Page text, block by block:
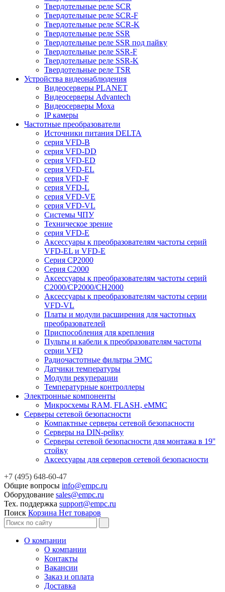
Твердотельные реле SCR
Твердотельные реле SCR-F
Твердотельные реле SCR-K
Твердотельные реле SSR
Твердотельные реле SSR под пайку
Твердотельные реле SSR-F
Твердотельные реле SSR-K
Твердотельные реле TSR
Устройства видеонаблюдения
Видеосерверы PLANET
Видеосерверы Advantech
Видеосерверы Moxa
IP камеры
Частотные преобразователи
Источники питания DELTA
серия VFD-B
серия VFD-DD
серия VFD-ED
серия VFD-EL
серия VFD-F
серия VFD-L
серия VFD-VE
серия VFD-VL
Системы ЧПУ
Техническое зрение
серия VFD-E
Аксессуары к преобразователям частоты серий
VFD-EL и VFD-E
Серия CP2000
Серия C2000
Аксессуары к преобразователям частоты серий
С2000/CP2000/CH2000
Аксессуары к преобразователям частоты серии
VFD-VL
Платы и модули расширения для частотных
преобразователей
Приспособления для крепления
Пульты и кабели к преобразователям частоты
серии VFD
Радиочастотные фильтры ЭМС
Датчики температуры
Модули рекуперации
Температурные контроллеры
Электронные компоненты
Микросхемы RAM, FLASH, eMMC
Серверы сетевой безопасности
Компактные серверы сетевой безопасности
Серверы на DIN-рейку
Серверы сетевой безопасности для монтажа в 19''
стойку
Аксессуары для серверов сетевой безопасности
+7 (495) 648-60-47
Общие вопросы info@empc.ru
Оборудование sales@empc.ru
Тех. поддержка support@empc.ru
Поиск Корзина Нет товаров
О компании
О компании
Контакты
Вакансии
Заказ и оплата
Доставка